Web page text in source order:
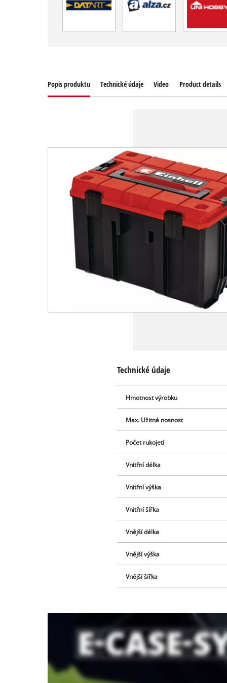
Popis produktu Technické údaje Video Product details
Technické údaje
Hmotnost výrobku
Max. Užitná nosnost
Počet rukojetí
Vnitřní délka
Vnitřní výška
Vnitřní šířka
Vnější délka
Vnější výška
Vnější šířka
K načtení
služby
Youtube
potřebujeme